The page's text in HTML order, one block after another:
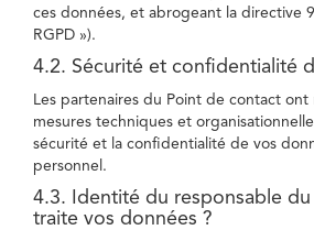
ces données, et abrogeant la directive
RGPD »).
4.2. Sécurité et confidentialité
Les partenaires du Point de contact ont
mesures techniques et
sécurité et la confidentialité de vos
personnel.
4.3. Identité du responsable
traite vos données ?